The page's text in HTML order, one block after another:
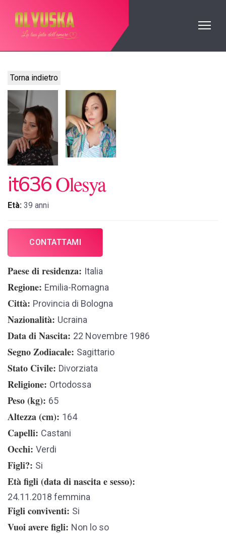
Torna indietro
it636Olesya
Età: 39 anni
CONTATTAMI
Paese di residenza Italia
Regione Emilia-Romagna
Città Provincia di Bologna
Nazionalità Ucraina
Data di Nascita 22 Novembre 1986
Segno Zodiacale Sagittario
Stato Civile Divorziata
Religione Ortodossa
Peso (kg) 65
Altezza (cm) 164
Capelli Castani
Occhi Verdi
Figli? Si
Età figli (data di nascita e sesso)
24.11.2018 femmina
Figli conviventi Si
Vuoi avere figli Non lo so